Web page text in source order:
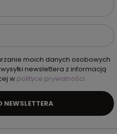
moich danych osobowych
newslettera z informacją
w polityce prywatności.
NEWSLETTERA